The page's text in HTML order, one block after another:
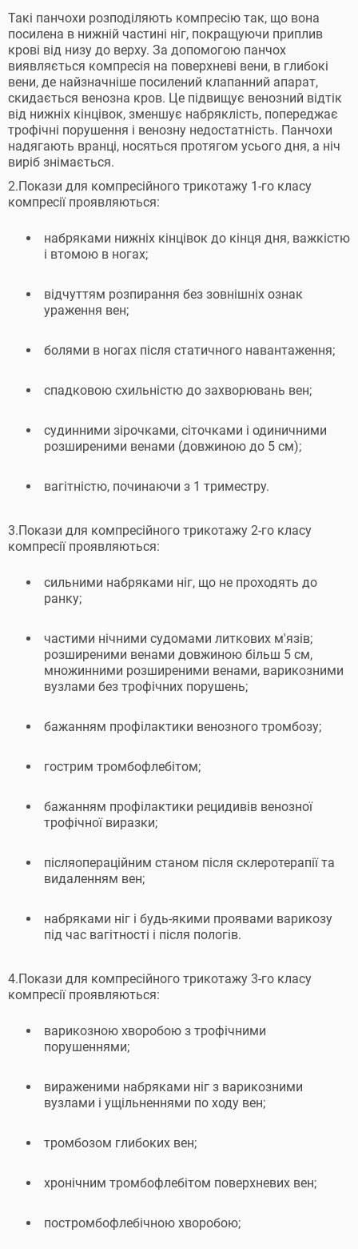
Такі панчохи розподіляють компресію так, що вона
посилена в нижній частині ніг, покращуючи приплив
крові від низу до верху. За допомогою панчох
виявляється компресія на поверхневі вени, в глибокі
вени, де найзначніше посилений клапанний апарат,
скидається венозна кров. Це підвищує венозний відтік
від нижніх кінцівок, зменшує набряклість, попереджає
трофічні порушення і венозну недостатність. Панчохи
надягають вранці, носяться протягом усього дня, а ніч
виріб знімається.
2.Покази для компресійного трикотажу 1-го класу
компресії проявляються:
набряками нижніх кінцівок до кінця дня, важкістю
і втомою в ногах;
відчуттям розпирання без зовнішніх ознак
ураження вен;
болями в ногах після статичного навантаження;
спадковою схильністю до захворювань вен;
судинними зірочками, сіточками і одиничними
розширеними венами (довжиною до 5 см);
вагітністю, починаючи з 1 триместру.
3.Покази для компресійного трикотажу 2-го класу
компресії проявляються:
сильними набряками ніг, що не проходять до
ранку;
частими нічними судомами литкових м'язів;
розширеними венами довжиною більш 5 см,
множинними розширеними венами, варикозними
вузлами без трофічних порушень;
бажанням профілактики венозного тромбозу;
гострим тромбофлебітом;
бажанням профілактики рецидивів венозної
трофічної виразки;
післяопераційним станом після склеротерапії та
видаленням вен;
набряками ніг і будь-якими проявами варикозу
під час вагітності і після пологів.
4.Покази для компресійного трикотажу 3-го класу
компресії проявляються:
варикозною хворобою з трофічними
порушеннями;
вираженими набряками ніг з варикозними
вузлами і ущільненнями по ходу вен;
тромбозом глибоких вен;
хронічним тромбофлебітом поверхневих вен;
постромбофлебічною хворобою;